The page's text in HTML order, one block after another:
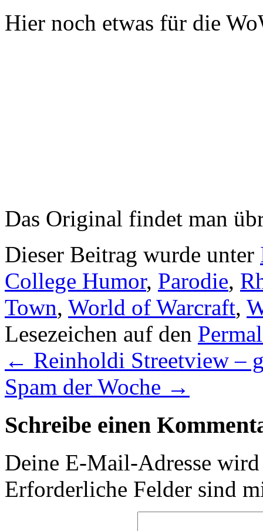
Hier noch etwas für die
Das Original findet man
Dieser Beitrag wurde unter
College Humor, Parodie,
Town, World of Warcraft,
Lesezeichen auf den
← Reinholdi Streetview –
Spam der Woche →
Schreibe einen
Deine E-Mail-Adresse
Erforderliche Felder sind